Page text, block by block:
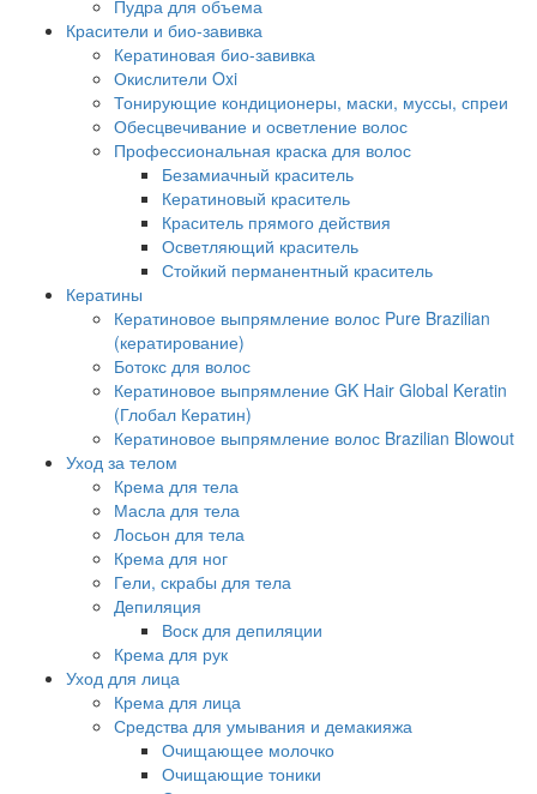
Пудра для объема
Красители и био-завивка
Кератиновая био-завивка
Окислители Oxi
Тонирующие кондиционеры, маски, муссы, спреи
Обесцвечивание и осветление волос
Профессиональная краска для волос
Безамиачный краситель
Кератиновый краситель
Краситель прямого действия
Осветляющий краситель
Стойкий перманентный краситель
Кератины
Кератиновое выпрямление волос Pure Brazilian
(кератирование)
Ботокс для волос
Кератиновое выпрямление GK Hair Global Keratin
(Глобал Кератин)
Кератиновое выпрямление волос Brazilian Blowout
Уход за телом
Крема для тела
Масла для тела
Лосьон для тела
Крема для ног
Гели, скрабы для тела
Депиляция
Воск для депиляции
Крема для рук
Уход для лица
Крема для лица
Средства для умывания и демакияжа
Очищающее молочко
Очищающие тоники